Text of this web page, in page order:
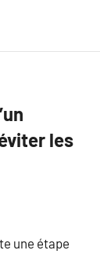
les
une étape